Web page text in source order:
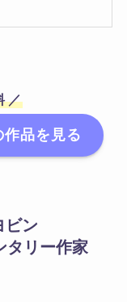
／
品を見る
ビン
タリー作家